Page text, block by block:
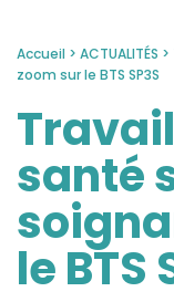
Accueil > ACTUALITÉS >
zoom sur le BTS SP3S
santé
le BTS